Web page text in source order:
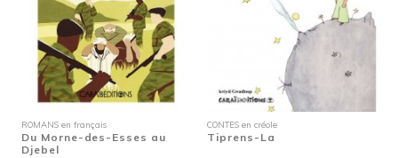
ROMANS en français
Du Morne-des-Esses au
Djebel
CONTES en créole
Tiprens-La